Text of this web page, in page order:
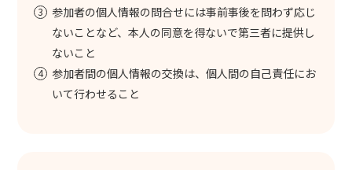
参加者の個人情報の問合せには事前事後を問わず応じ
ないことなど、本人の同意を得ないで第三者に提供し
ないこと
参加者間の個人情報の交換は、個人間の自己責任にお
いて行わせること